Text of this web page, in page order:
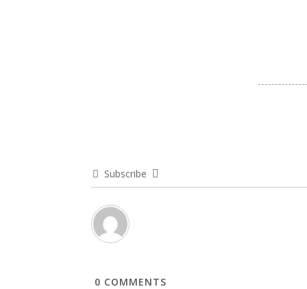
Subscribe
0 COMMENTS